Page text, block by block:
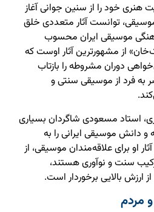
هنری خود را از سنین جوانی آغاز
توانست آثار متعددی خلق
موسیقی ایران محسوب
از مشهورترین آثار اوست که
دوران مشروطه را بازتاب
به فرد از موسیقی سنتی و
استاد مسعودی شاگردان بسیاری
و دانش موسیقی ایرانی را به
او برای علاقه‌مندان موسیقی، از
سنت و نوآوری هستند،
ارزش بالایی برخوردار است.
مردم